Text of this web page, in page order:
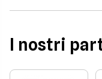
I nostri